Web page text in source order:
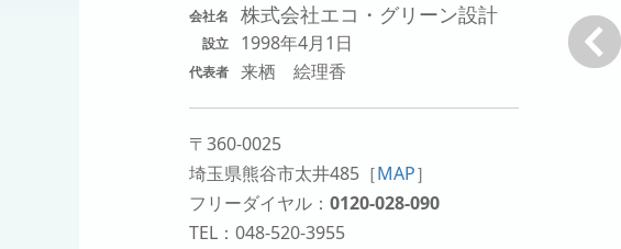
会社名 株式会社エコ・グリーン設計
設立 1998年4月1日
代表者 来栖 絵理香
〒360-0025
埼玉県熊谷市太井485 ［MAP］
フリーダイヤル： 0120-028-090
TEL：048-520-3955